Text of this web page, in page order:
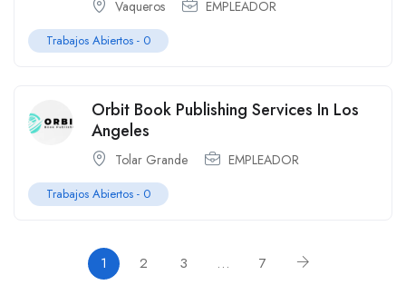
Vaqueros EMPLEADOR
Trabajos Abiertos - 0
Orbit Book Publishing Services In Los
Angeles
Tolar Grande EMPLEADOR
Trabajos Abiertos - 0
1 2 3 … 7